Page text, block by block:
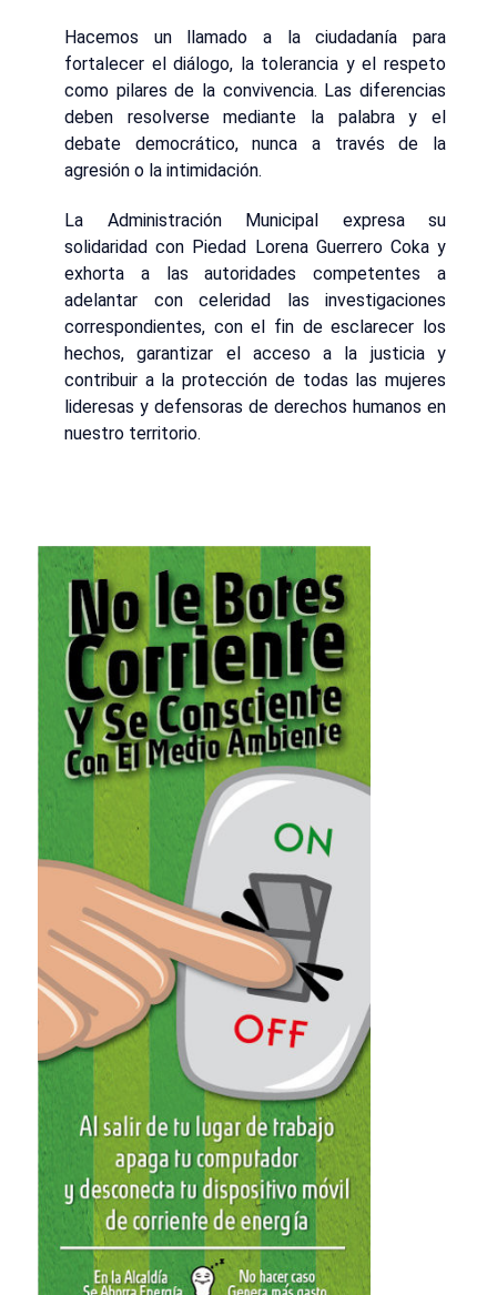
Hacemos un llamado a la ciudadanía para
fortalecer el diálogo, la tolerancia y el respeto
como pilares de la convivencia. Las diferencias
deben resolverse mediante la palabra y el
debate democrático, nunca a través de la
agresión o la intimidación.
La Administración Municipal expresa su
solidaridad con Piedad Lorena Guerrero Coka y
exhorta a las autoridades competentes a
adelantar con celeridad las investigaciones
correspondientes, con el fin de esclarecer los
hechos, garantizar el acceso a la justicia y
contribuir a la protección de todas las mujeres
lideresas y defensoras de derechos humanos en
nuestro territorio.